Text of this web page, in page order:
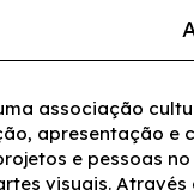
associação
apresentação e
e pessoas
visuais.